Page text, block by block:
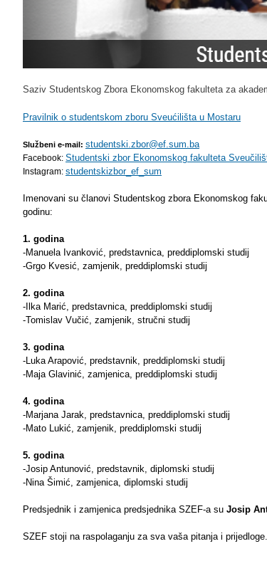
Saziv Studentskog Zbora Ekonomskog fakulteta za
Pravilnik o studentskom zboru Sveućilišta u Mostaru
Službeni e-mail: studentski.zbor@ef.sum.ba
Facebook: Studentski zbor Ekonomskog fakulteta
Instagram: studentskizbor_ef_sum
Imenovani su članovi Studentskog zbora Ekonomskog
godinu:
1. godina
-Manuela Ivanković, predstavnica, preddiplomski studij
-Grgo Kvesić, zamjenik, preddiplomski studij
2. godina
-Ilka Marić, predstavnica, preddiplomski studij
-Tomislav Vučić, zamjenik, stručni studij
3. godina
-Luka Arapović, predstavnik, preddiplomski studij
-Maja Glavinić, zamjenica, preddiplomski studij
4. godina
-Marjana Jarak, predstavnica, preddiplomski studij
-Mato Lukić, zamjenik, preddiplomski studij
5. godina
-Josip Antunović, predstavnik, diplomski studij
-Nina Šimić, zamjenica, diplomski studij
Predsjednik i zamjenica predsjednika SZEF-a su Josip
SZEF stoji na raspolaganju za sva vaša pitanja i prijedloge.